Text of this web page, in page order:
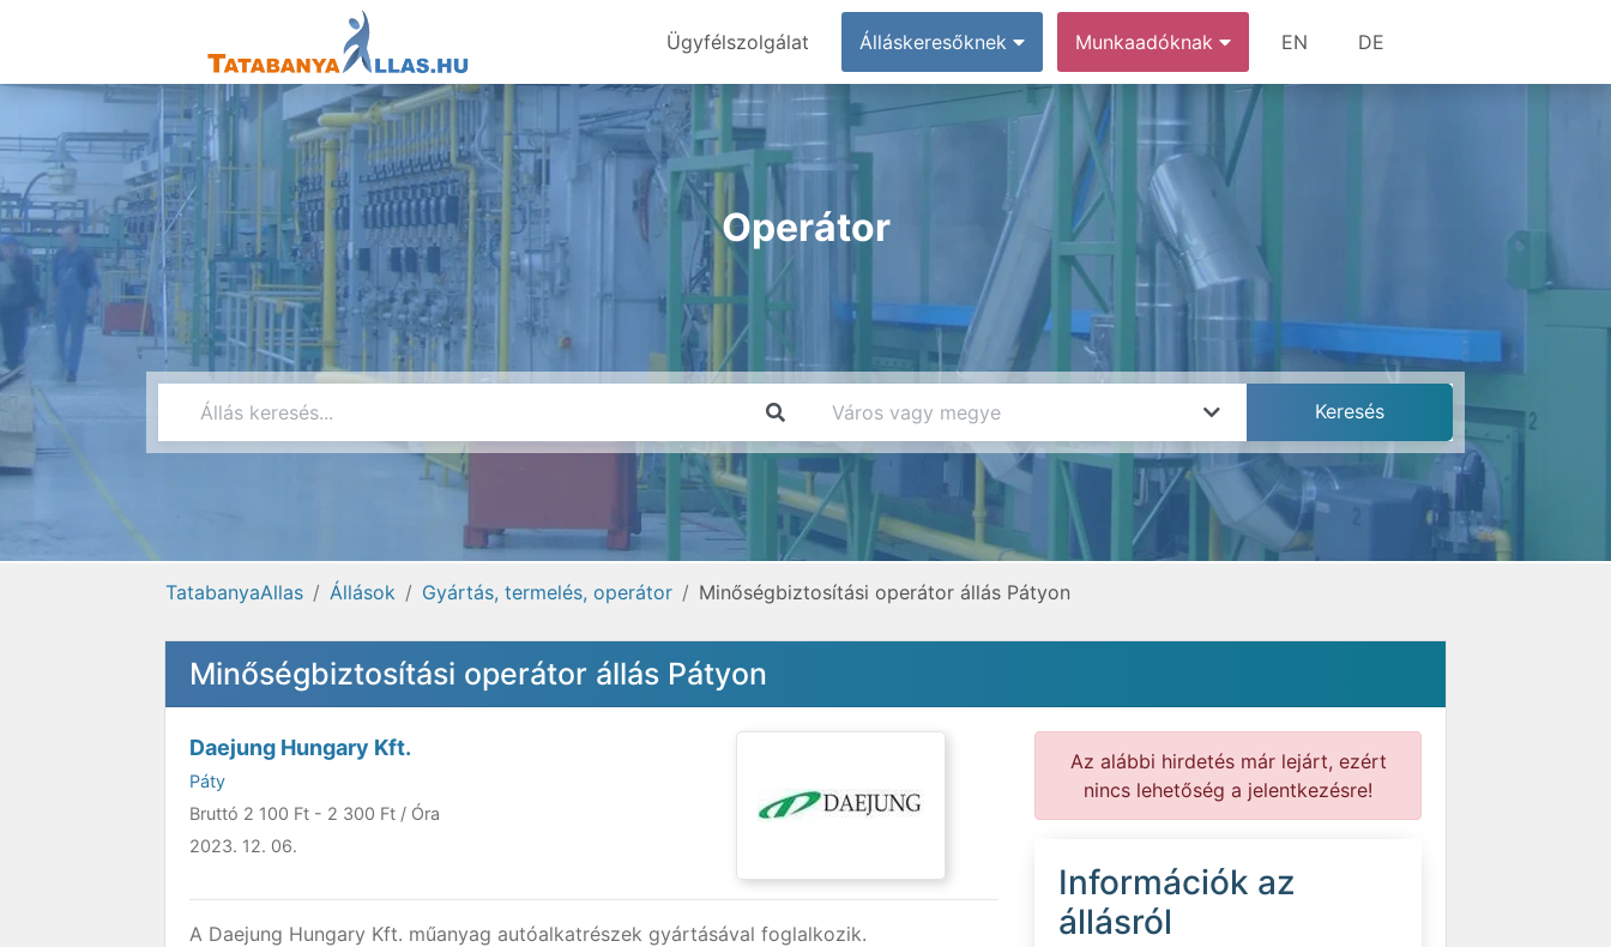
Ügyfélszolgálat Álláskeresőknek Munkaadóknak EN DE
Operátor
TatabanyaAllas Állások Gyártás, termelés, operátor Minőségbiztosítási operátor állás Pátyon
Minőségbiztosítási operátor állás Pátyon
Daejung Hungary Kft.
Páty
Bruttó 2 100 Ft - 2 300 Ft / Óra
2023. 12. 06.
A Daejung Hungary Kft. műanyag autóalkatrészek gyártásával foglalkozik.
Az alábbi hirdetés már lejárt, ezért
nincs lehetőség a jelentkezésre!
Információk az
állásról